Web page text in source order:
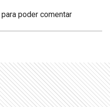
para poder comentar